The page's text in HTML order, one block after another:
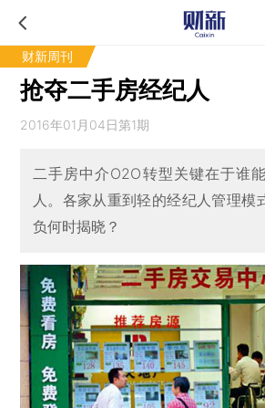
财新周刊
抢夺二手房经纪人
2016年01月04日第1期
二手房中介O2O转型关键在于谁
人。各家从重到轻的经纪人管理模
负何时揭晓？